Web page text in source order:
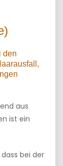
den
aus
ist ein
bei der